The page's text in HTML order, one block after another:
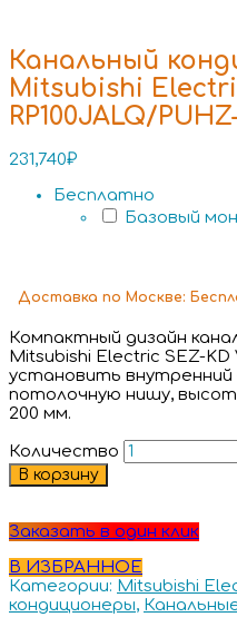
Канальный
Mitsubishi
RP100JALQ/
231,740₽
Бесплатно
Базовый
Доставка по Москве:
Компактный дизайн
Mitsubishi Electric SEZ-
установить внутренний
потолочную нишу,
200 мм.
Количество
В корзину
Заказать в один клик
В ИЗБРАННОЕ
Категории: Mitsubishi
кондиционеры,